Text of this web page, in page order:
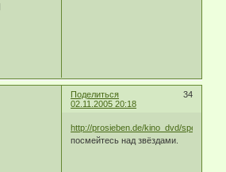
Поделиться
34
02.11.2005 20:18
http://prosieben.de/kino_dvd/specials/
посмейтесь над звёздами.